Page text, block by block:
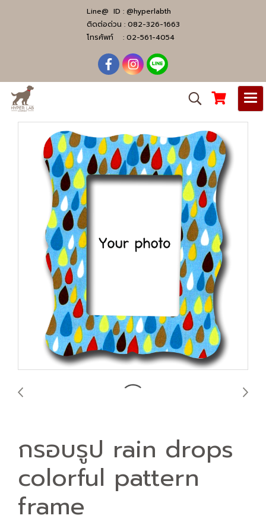
Line@ ID : @hyperlabth
ติดต่อด่วน : 082-326-1663
โทรศัพท์ : 02-561-4054
กรอบรูป rain drops
colorful pattern
frame